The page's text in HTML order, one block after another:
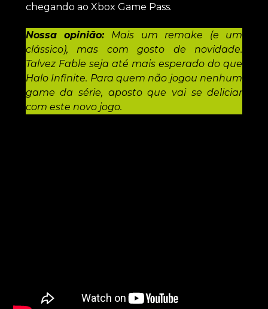
chegando ao Xbox Game Pass.
Nossa opinião:Mais um remake (e um
clássico), mas com gosto de novidade.
Talvez Fable seja até mais esperado do que
Halo Infinite. Para quem não jogou nenhum
game da série, aposto que vai se deliciar
com este novo jogo.